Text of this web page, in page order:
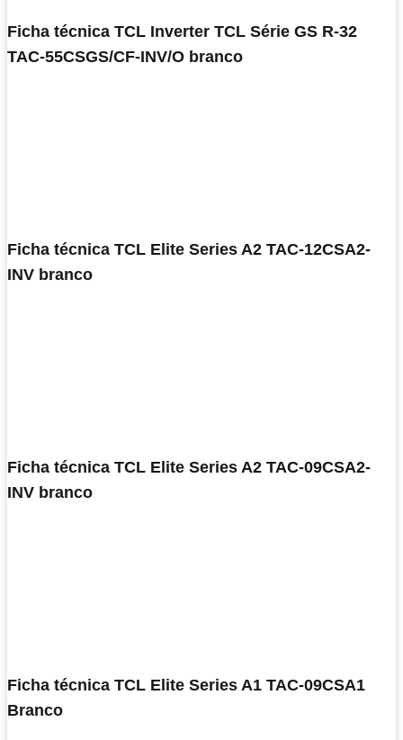
Ficha técnica TCL Inverter TCL Série GS R-32
TAC-55CSGS/CF-INV/O branco
Ficha técnica TCL Elite Series A2 TAC-12CSA2-
INV branco
Ficha técnica TCL Elite Series A2 TAC-09CSA2-
INV branco
Ficha técnica TCL Elite Series A1 TAC-09CSA1
Branco